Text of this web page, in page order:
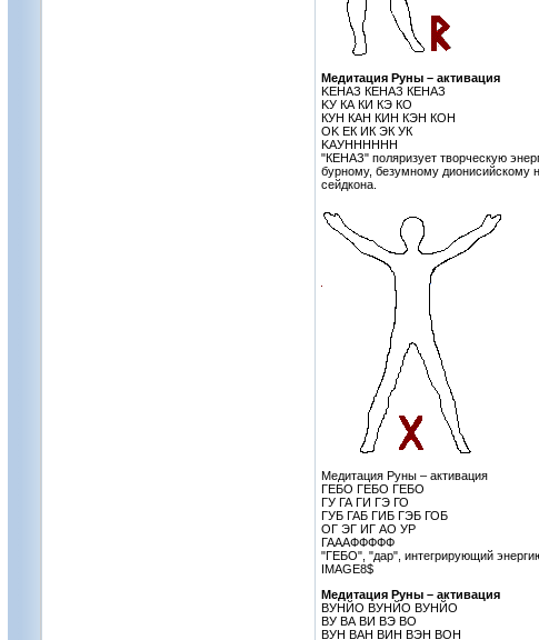
Медитация Руны – активация
KEНАЗ КЕНАЗ КЕНАЗ
KУ КА КИ КЭ КО
КУН КАН КИН КЭН КОН
OK EК ИК ЭК УК
KAУНННННН
"КЕНАЗ" поляризует творческую
бурному, безумному дионисийскому
сейдкона.
Медитация Руны – активация
ГЕБО ГЕБО ГЕБО
ГУ ГА ГИ ГЭ ГО
ГУБ ГАБ ГИБ ГЭБ ГОБ
ОГ ЭГ ИГ АО УР
ГАААФФФФФ
"ГЕБО", "дар", интегрирующий
IMAGE8$
Медитация Руны – активация
ВУНЙО ВУНЙО ВУНЙО
ВУ ВА ВИ ВЭ ВО
ВУН ВАН ВИН ВЭН ВОН